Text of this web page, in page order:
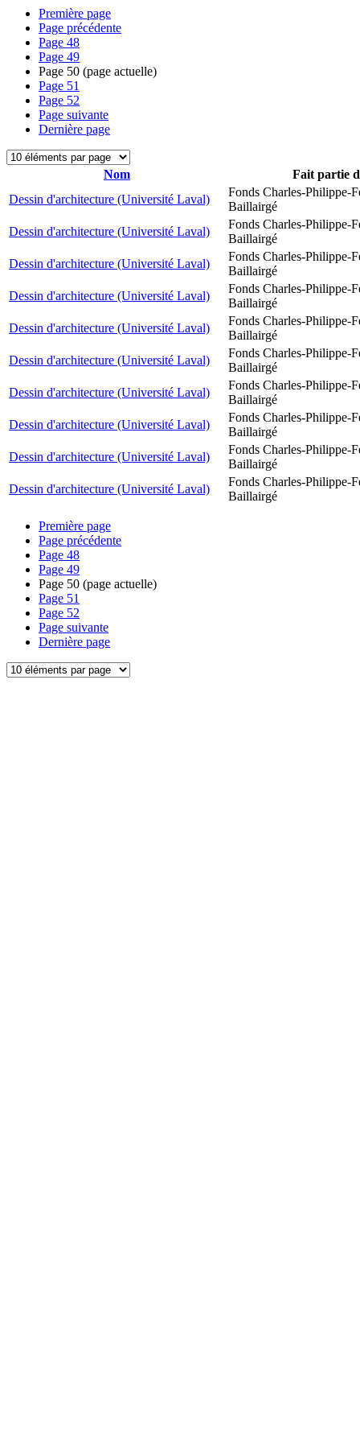
Première page
Page précédente
Page 48
Page 49
Page 50 (page actuelle)
Page 51
Page 52
Page suivante
Dernière page
Nom
Fait partie
Dessin d'architecture (Université Laval)
Fonds Charles-Philippe-
Baillairgé
Dessin d'architecture (Université Laval)
Fonds Charles-Philippe-
Baillairgé
Dessin d'architecture (Université Laval)
Fonds Charles-Philippe-
Baillairgé
Dessin d'architecture (Université Laval)
Fonds Charles-Philippe-
Baillairgé
Dessin d'architecture (Université Laval)
Fonds Charles-Philippe-
Baillairgé
Dessin d'architecture (Université Laval)
Fonds Charles-Philippe-
Baillairgé
Dessin d'architecture (Université Laval)
Fonds Charles-Philippe-
Baillairgé
Dessin d'architecture (Université Laval)
Fonds Charles-Philippe-
Baillairgé
Dessin d'architecture (Université Laval)
Fonds Charles-Philippe-
Baillairgé
Dessin d'architecture (Université Laval)
Fonds Charles-Philippe-
Baillairgé
Première page
Page précédente
Page 48
Page 49
Page 50 (page actuelle)
Page 51
Page 52
Page suivante
Dernière page